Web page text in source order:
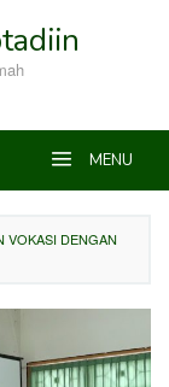
MENU
VOKASI DENGAN